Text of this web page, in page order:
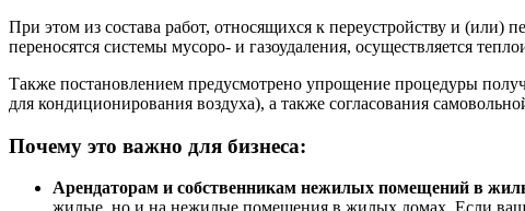
При этом из состава работ, относящихся к переустройству и
переносятся системы мусоро- и газоудаления, осуществляется
Также постановлением предусмотрено упрощение процедуры
для кондиционирования воздуха), а также согласования
Почему это важно для бизнеса:
Арендаторам и собственникам нежилых помещений в